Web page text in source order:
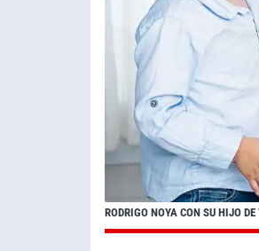
RODRIGO NOYA CON SU HIJO